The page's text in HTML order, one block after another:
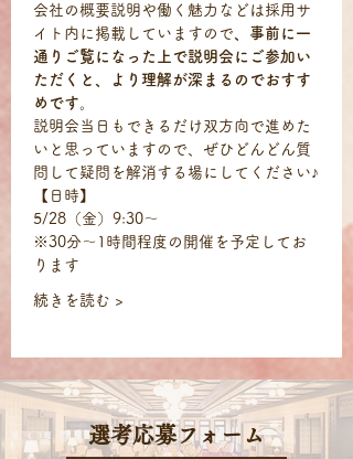
会社の概要説明や働く魅力などは採用サ
イト内に掲載していますので 、事前に一
通りご覧になった上で説明会にご参加い
ただくと、より理解が深まるのでおすす
めです。
説明会当日もできるだけ双方向で進めた
いと思っていますので、ぜひどんどん質
問して疑問を解消する場にしてください♪
【日時】
5/28（金）9:30～
※30分～1時間程度の開催を予定してお
ります
続きを読む >
​選考応募フォーム